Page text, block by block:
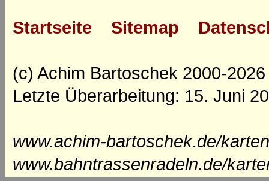
Startseite Sitemap
(c) Achim Bartoschek 2000-2026
Letzte Überarbeitung: 15. Juni
www.achim-bartoschek.de/
www.bahntrassenradeln.de/